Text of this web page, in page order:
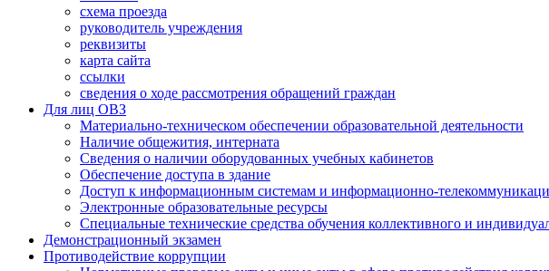
схема проезда
руководитель учреждения
реквизиты
карта сайта
ссылки
сведения о ходе рассмотрения обращений граждан
Для лиц ОВЗ
Материально-техническом обеспечении образовательной деятельности
Наличие общежития, интерната
Сведения о наличии оборудованных учебных кабинетов
Обеспечение доступа в здание
Доступ к информационным системам и информационно-
Электронные образовательные ресурсы
Специальные технические средства обучения коллективного и
Демонстрационный экзамен
Противодействие коррупции